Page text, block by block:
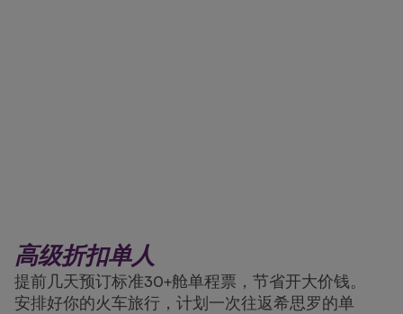
高级折扣单人
提前几天预订标准30+舱单程票，节省开大价钱。
安排好你的火车旅行，计划一次往返希思罗的单